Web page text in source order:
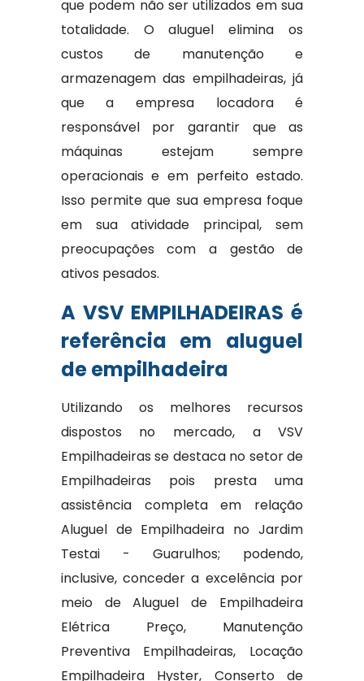
que podem não ser utilizados em sua
totalidade. O aluguel elimina os
custos de manutenção e
armazenagem das empilhadeiras, já
que a empresa locadora é
responsável por garantir que as
máquinas estejam sempre
operacionais e em perfeito estado.
Isso permite que sua empresa foque
em sua atividade principal, sem
preocupações com a gestão de
ativos pesados.
A VSV EMPILHADEIRAS é
referência em aluguel
de empilhadeira
Utilizando os melhores recursos
dispostos no mercado, a VSV
Empilhadeiras se destaca no setor de
Empilhadeiras pois presta uma
assistência completa em relação
Aluguel de Empilhadeira no Jardim
Testai - Guarulhos; podendo,
inclusive, conceder a excelência por
meio de Aluguel de Empilhadeira
Elétrica Preço, Manutenção
Preventiva Empilhadeiras, Locação
Empilhadeira Hyster, Conserto de